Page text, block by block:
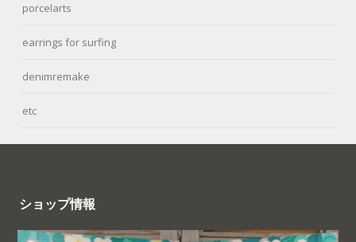
porcelarts
earrings for surfing
denimremake
etc
ショップ情報